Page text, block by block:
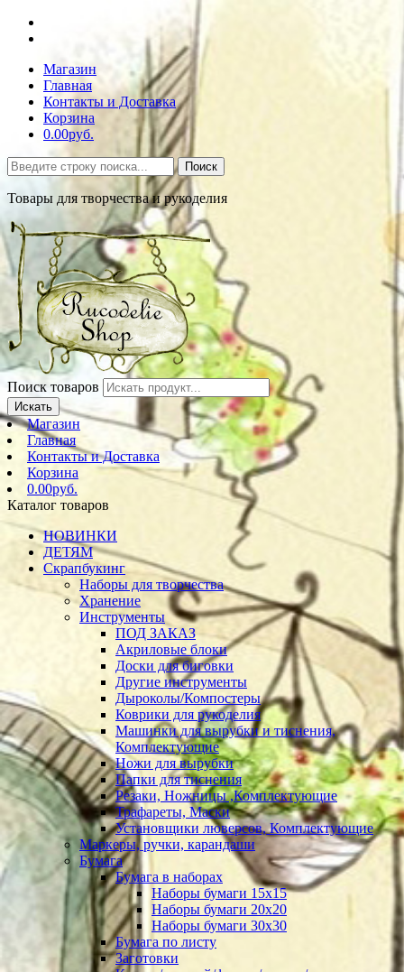
Магазин
Главная
Контакты и Доставка
Корзина
0.00руб.
Поиск
Товары для творчества и рукоделия
Поиск товаров
Искать
Магазин
Главная
Контакты и Доставка
Корзина
0.00руб.
Каталог товаров
НОВИНКИ
ДЕТЯМ
Скрапбукинг
Наборы для творчества
Хранение
Инструменты
ПОД ЗАКАЗ
Акриловые блоки
Доски для биговки
Другие инструменты
Дыроколы/Компостеры
Коврики для рукоделия
Машинки для вырубки и тиснения,
Комплектующие
Ножи для вырубки
Папки для тиснения
Резаки, Ножницы ,Комплектующие
Трафареты, Маски
Установщики люверсов, Комплектующие
Маркеры, ручки, карандаши
Бумага
Бумага в наборах
Наборы бумаги 15х15
Наборы бумаги 20х20
Наборы бумаги 30х30
Бумага по листу
Заготовки